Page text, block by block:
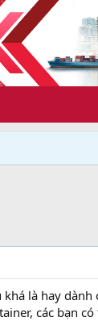
là hay dành
các bạn